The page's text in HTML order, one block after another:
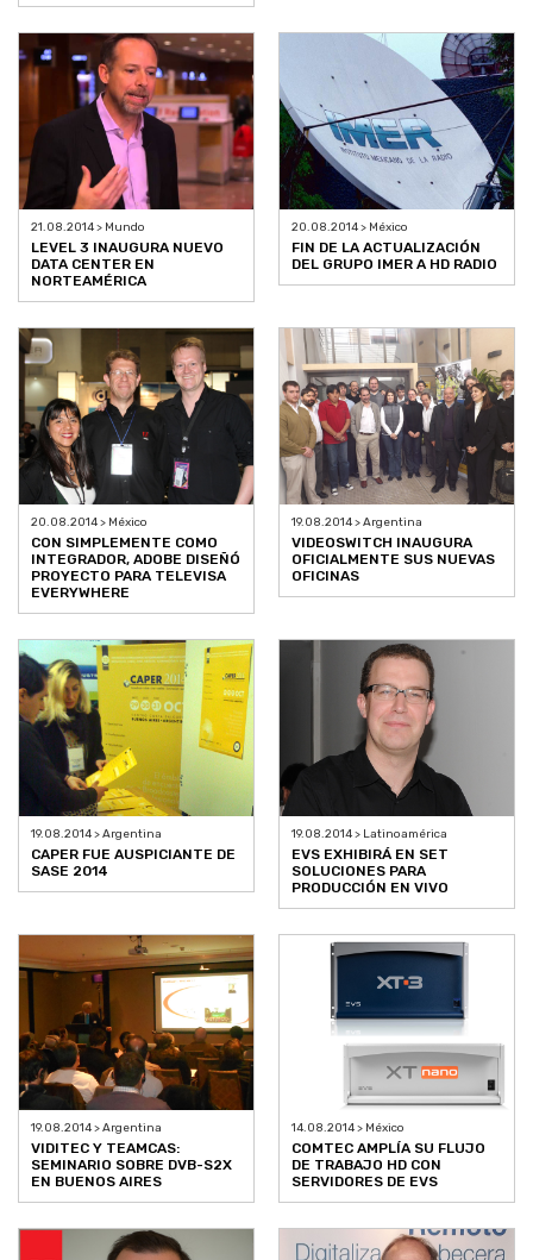
21.08.2014 > Mundo
LEVEL 3 INAUGURA NUEVO
DATA CENTER EN
NORTEAMÉRICA
20.08.2014 > México
FIN DE LA ACTUALIZACIÓN
DEL GRUPO IMER A HD RADIO
20.08.2014 > México
CON SIMPLEMENTE COMO
INTEGRADOR, ADOBE DISEÑÓ
PROYECTO PARA TELEVISA
EVERYWHERE
19.08.2014 > Argentina
VIDEOSWITCH INAUGURA
OFICIALMENTE SUS NUEVAS
OFICINAS
19.08.2014 > Argentina
CAPER FUE AUSPICIANTE DE
SASE 2014
19.08.2014 > Latinoamérica
EVS EXHIBIRÁ EN SET
SOLUCIONES PARA
PRODUCCIÓN EN VIVO
19.08.2014 > Argentina
VIDITEC Y TEAMCAS:
SEMINARIO SOBRE DVB-S2X
EN BUENOS AIRES
14.08.2014 > México
COMTEC AMPLÍA SU FLUJO
DE TRABAJO HD CON
SERVIDORES DE EVS